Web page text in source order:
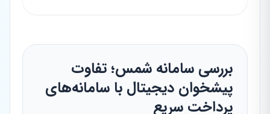
بررسی سامانه شمس؛ تفاوت
پیشخوان دیجیتال با سامانه‌های
پرداخت سریع